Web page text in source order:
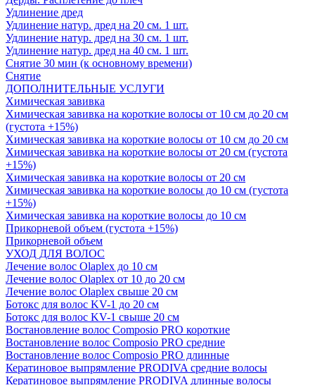
Удлинение дред
Удлинение натур. дред на 20 см. 1 шт.
Удлинение натур. дред на 30 см. 1 шт.
Удлинение натур. дред на 40 см. 1 шт.
Снятие 30 мин (к основному времени)
Снятие
ДОПОЛНИТЕЛЬНЫЕ УСЛУГИ
Химическая завивка
Химическая завивка на короткие волосы от 10 см до 20 см
(густота +15%)
Химическая завивка на короткие волосы от 10 см до 20 см
Химическая завивка на короткие волосы от 20 см (густота
+15%)
Химическая завивка на короткие волосы от 20 см
Химическая завивка на короткие волосы до 10 см (густота
+15%)
Химическая завивка на короткие волосы до 10 см
Прикорневой объем (густота +15%)
Прикорневой объем
УХОД ДЛЯ ВОЛОС
Лечение волос Olapleх до 10 см
Лечение волос Olapleх от 10 до 20 см
Лечение волос Olapleх свыше 20 см
Ботокс для волос KV-1 до 20 см
Ботокс для волос KV-1 свыше 20 см
Востановление волос Composio PRO короткие
Востановление волос Composio PRO средние
Востановление волос Composio PRO длинные
Кератиновое выпрямление PRODIVA средние волосы
Кератиновое выпрямление PRODIVA длинные волосы